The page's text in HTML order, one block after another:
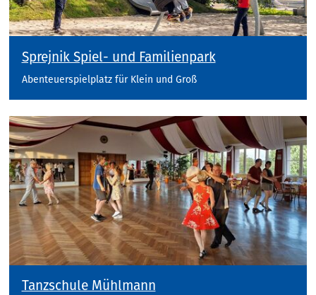
Sprejnik Spiel- und Familienpark
Abenteuerspielplatz für Klein und Groß
Tanzschule Mühlmann